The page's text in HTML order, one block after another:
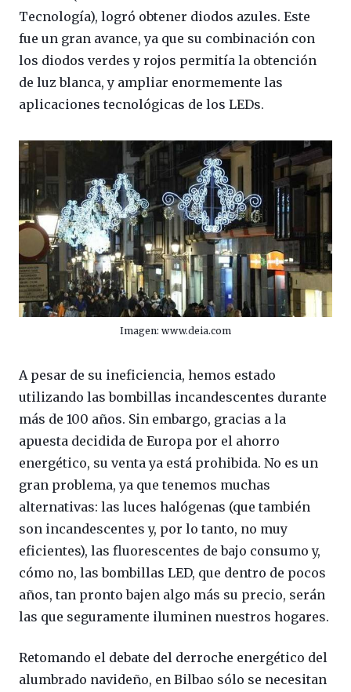
Tecnología), logró obtener diodos azules. Este
fue un gran avance, ya que su combinación con
los diodos verdes y rojos permitía la obtención
de luz blanca, y ampliar enormemente las
aplicaciones tecnológicas de los LEDs.
Imagen: www.deia.com
A pesar de su ineficiencia, hemos estado
utilizando las bombillas incandescentes durante
más de 100 años. Sin embargo, gracias a la
apuesta decidida de Europa por el ahorro
energético, su venta ya está prohibida. No es un
gran problema, ya que tenemos muchas
alternativas: las luces halógenas (que también
son incandescentes y, por lo tanto, no muy
eficientes), las fluorescentes de bajo consumo y,
cómo no, las bombillas LED, que dentro de pocos
años, tan pronto bajen algo más su precio, serán
las que seguramente iluminen nuestros hogares.
Retomando el debate del derroche energético del
alumbrado navideño, en Bilbao sólo se necesitan